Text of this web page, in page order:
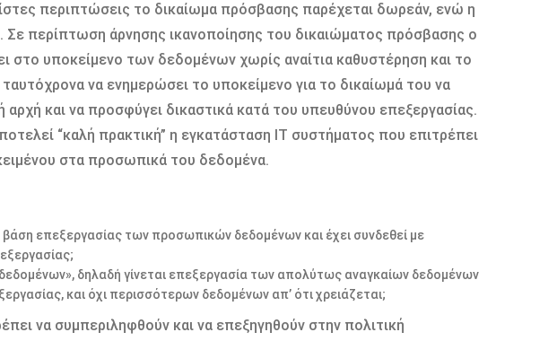
περιπτώσεις το δικαίωμα πρόσβασης παρέχεται δωρεάν, ενώ η
Σε περίπτωση άρνησης ικανοποίησης του δικαιώματος πρόσβασης ο
στο υποκείμενο των δεδομένων χωρίς αναίτια καθυστέρηση και το
να ενημερώσει το υποκείμενο για το δικαίωμά του να
και να προσφύγει δικαστικά κατά του υπευθύνου επεξεργασίας.
“καλή πρακτική” η εγκατάσταση IT συστήματος που επιτρέπει
στα προσωπικά του δεδομένα.
βάση επεξεργασίας των προσωπικών δεδομένων και έχει συνδεθεί με
δηλαδή γίνεται επεξεργασία των απολύτως αναγκαίων δεδομένων
και όχι περισσότερων δεδομένων απ’ ότι χρειάζεται;
να συμπεριληφθούν και να επεξηγηθούν στην πολιτική